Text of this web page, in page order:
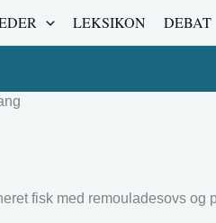
LEKSIKON DEBAT
fisk med remouladesovs og